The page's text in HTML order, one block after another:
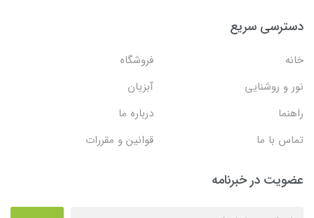
دسترسی سریع
خانه
فروشگاه
نور و روشنایی
آبزیان
راهنما
درباره ما
تماس با ما
قوانین و مقررات
عضویت در خبرنامه